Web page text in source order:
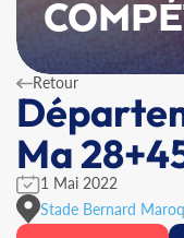
Retour
Ma
1 Mai 2022
Stade Bernard